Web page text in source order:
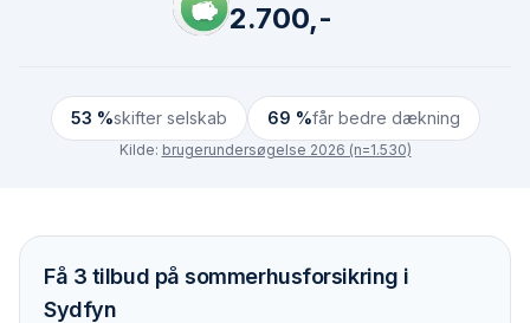
2.700,-
53 %skifter selskab 69 %får bedre dækning
Kilde: brugerundersøgelse 2026 (n=1.530)
Få 3 tilbud på sommerhusforsikring i
Sydfyn